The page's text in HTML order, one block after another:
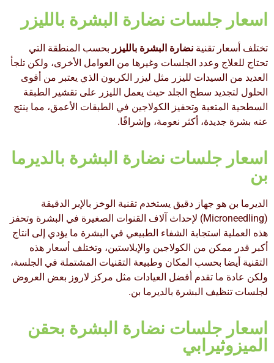
اسعار جلسات نضارة البشرة بالليزر
تختلف أسعار تقنية نضارة البشرة بالليزر بحسب المنطقة التي
تحتاج للعلاج وعدد الجلسات وغيرها من العوامل الأخرى، ولكن تلجأ
العديد من السيدات لليزر مثل ليزر الكربون الذي يعتبر من أقوى
الحلول لتجديد سطح الجلد حيث يعمل الليزر على تقشير الطبقة
السطحية المتعبة وتحفيز الكولاجين في الطبقات الأعمق، مما ينتج
عنه بشرة جديدة، أكثر نعومة، وإشراقًا.
اسعار جلسات نضارة البشرة بالديرما
بن
الديرما بن هو جهاز دقيق يستخدم تقنية الوخز بالإبر الدقيقة
(Microneedling) لإحداث آلاف القنوات الصغيرة في البشرة وتحفز
هذه العملية استجابة الشفاء الطبيعي في البشرة ما يؤدي إلى انتاج
أكبر قدر ممكن من الكولاجين والإيلاستين، وتختلف أسعار هذه
التقنية أيضا بحسب المكان وطبيعة التقنيات المشتملة في الجلسة،
ولكن عادة ما تقدم أفضل العيادات مثل مركز لاروز بعض العروض
لجلسات تنظيف البشرة بالديرما بن.
اسعار جلسات نضارة البشرة بحقن
الميزوثيرابي